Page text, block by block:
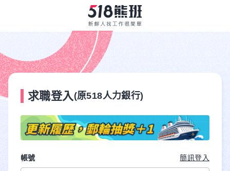
求職登入 (原518人力銀行)
帳號 簡訊登入